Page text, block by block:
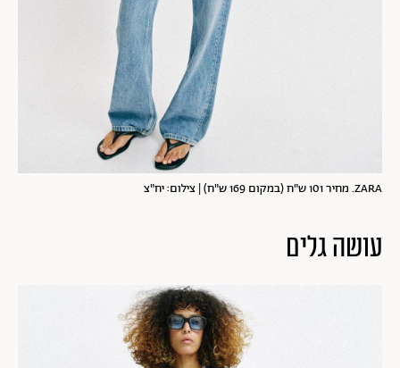
ZARA. מחיר 101 ש"ח (במקום 169 ש"ח) | צילום: יח"צ
עושה גלים